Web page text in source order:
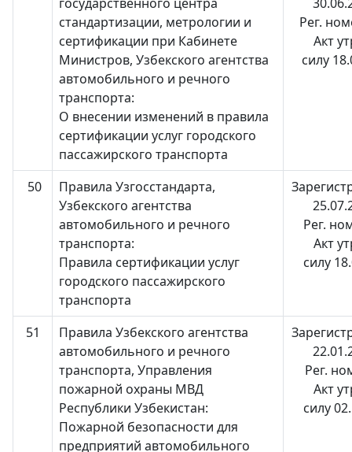
стандартизации, метрологии и
сертификации при Кабинете
Министров, Узбекского агентства
автомобильного и речного
транспорта:
О внесении изменений в правила
сертификации услуг городского
пассажирского транспорта
Рег.
Акт
силу
50
Правила Узгосстандарта,
Узбекского агентства
автомобильного и речного
транспорта:
Правила сертификации услуг
городского пассажирского
транспорта
Рег.
Акт
силу
51
Правила Узбекского агентства
автомобильного и речного
транспорта, Управления
пожарной охраны МВД
Республики Узбекистан:
Пожарной безопасности для
предприятий автомобильного
Рег.
Акт
силу